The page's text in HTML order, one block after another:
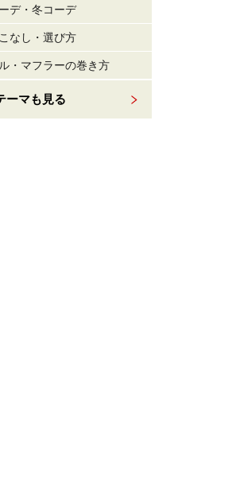
デ・冬コーデ
なし・選び方
・マフラーの巻き方
ーマも見る